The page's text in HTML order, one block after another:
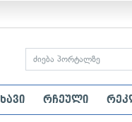
რჩეული